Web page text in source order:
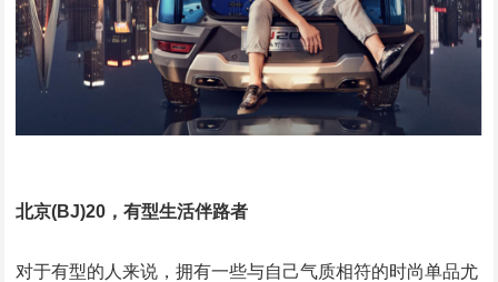
北京(BJ)20，有型生活伴路者
对于有型的人来说，拥有一些与自己气质相符的时尚单品尤